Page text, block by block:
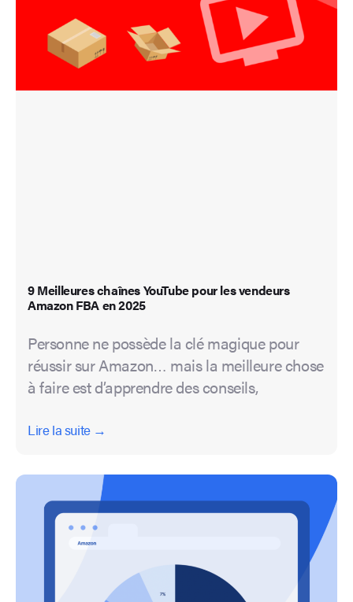
9 Meilleures chaînes YouTube pour les vendeurs
Amazon FBA en 2025
Personne ne possède la clé magique pour
réussir sur Amazon… mais la meilleure chose
à faire est d’apprendre des conseils,
Lire la suite →